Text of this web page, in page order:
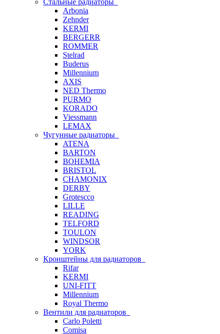
Стальные радиаторы
Arbonia
Zehnder
KERMI
BERGERR
ROMMER
Stelrad
Buderus
Millennium
AXIS
NED Thermo
PURMO
KORADO
Viessmann
LEMAX
Чугунные радиаторы
ATENA
BARTON
BOHEMIA
BRISTOL
CHAMONIX
DERBY
Grotescco
LILLE
READING
TELFORD
TOULON
WINDSOR
YORK
Кронштейны для радиаторов
Rifar
KERMI
UNI-FITT
Millennium
Royal Thermo
Вентили для радиаторов
Carlo Poletti
Comisa